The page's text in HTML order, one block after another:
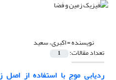
نویسنده =اکبرى، سعید
تعداد مقالات: 1
ردیابی موج با استفاده از